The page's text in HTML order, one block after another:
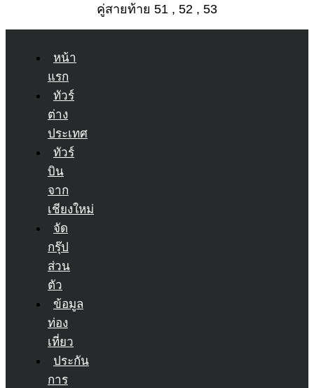
คู่สายท้าย 51 , 52 , 53
หน้า
แรก
ทัวร์
ต่าง
ประเทศ
ทัวร์
บิน
จาก
เชียงใหม่
จัด
กรุ๊ป
ส่วน
ตัว
ข้อมูล
ท่อง
เที่ยว
ประกัน
การ